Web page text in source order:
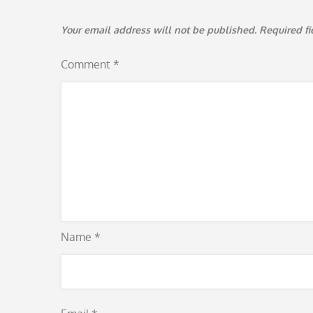
Your email address will not be published. Required
Comment *
Name *